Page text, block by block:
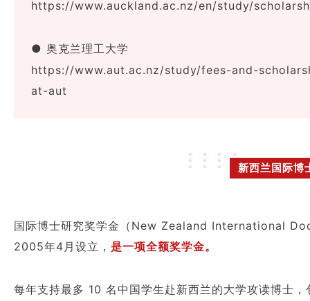
https://www.auckland.ac.nz/en/study/
● 奥克兰理工大学
https://www.aut.ac.nz/study/fees-and-
at-aut
新西兰国际博
国际博士研究奖学金（New Zealand International
2005年4月设立， 是一项全额奖学金。
每年支持最多 10 名中国学生赴新西兰的大学攻读博士